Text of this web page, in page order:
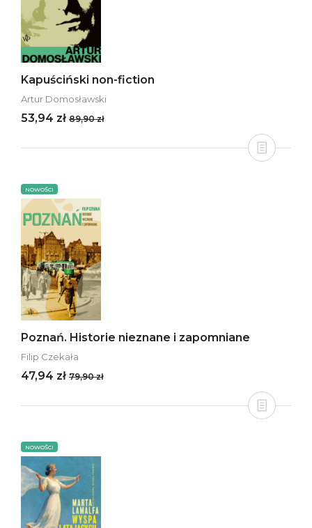
Kapuściński non-fiction
Artur Domosławski
53,94 zł 89,90 zł
NOWOŚCI
Poznań. Historie nieznane i zapomniane
Filip Czekała
47,94 zł 79,90 zł
NOWOŚCI